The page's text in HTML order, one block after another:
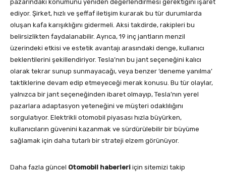
pazarındaki konumunu yeniden değerlendirmesi gerektiğini işaret
ediyor. Şirket, hızlı ve şeffaf iletişim kurarak bu tür durumlarda
oluşan kafa karışıklığını gidermeli. Aksi takdirde, rakipleri bu
belirsizlikten faydalanabilir. Ayrıca, 19 inç jantların menzil
üzerindeki etkisi ve estetik avantajı arasındaki denge, kullanıcı
beklentilerini şekillendiriyor. Tesla’nın bu jant seçeneğini kalıcı
olarak tekrar sunup sunmayacağı, veya benzer ‘deneme yanılma’
taktiklerine devam edip etmeyeceği merak konusu. Bu tür olaylar,
yalnızca bir jant seçeneğinden ibaret olmayıp, Tesla’nın yerel
pazarlara adaptasyon yeteneğini ve müşteri odaklılığını
sorgulatıyor. Elektrikli otomobil piyasası hızla büyürken,
kullanıcıların güvenini kazanmak ve sürdürülebilir bir büyüme
sağlamak için daha tutarlı bir strateji elzem görünüyor.
Daha fazla güncel Otomobil haberleri için sitemizi takip